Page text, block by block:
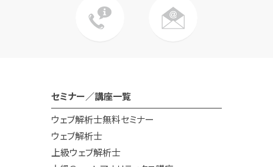
セミナー／講座一覧
ウェブ解析士無料セミナー
ウェブ解析士
上級ウェブ解析士